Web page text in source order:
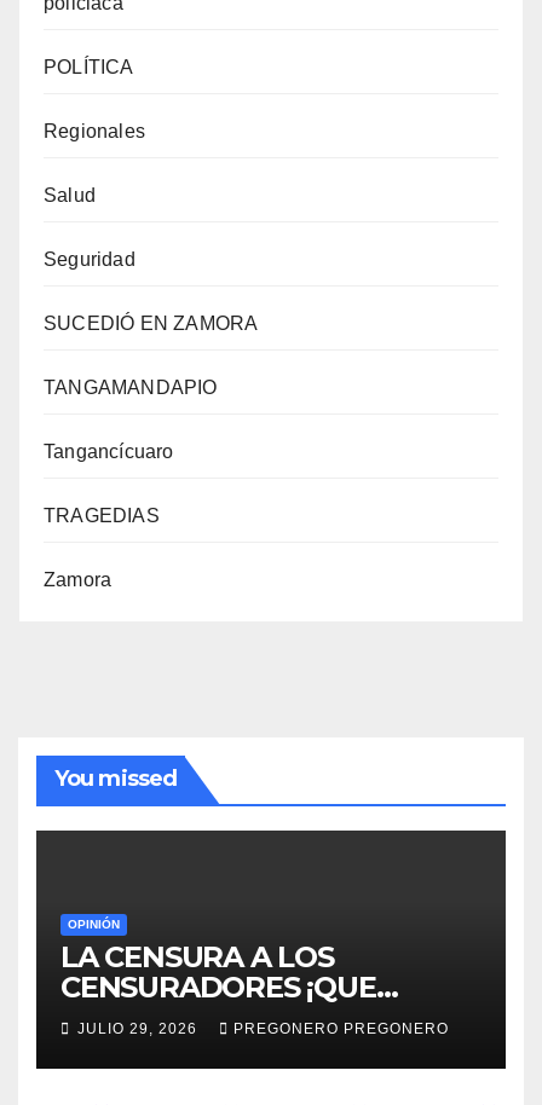
POLÍTICA
Regionales
Salud
Seguridad
SUCEDIÓ EN ZAMORA
TANGAMANDAPIO
Tangancícuaro
TRAGEDIAS
Zamora
You missed
OPINIÓN
LA CENSURA A LOS
CENSURADORES ¡QUE
HORROR!
JULIO 29, 2026 PREGONERO PREGONERO